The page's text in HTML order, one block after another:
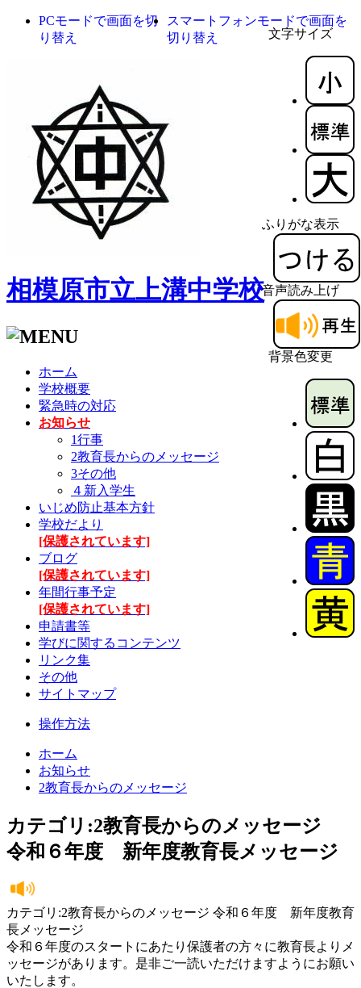
文字サイズ
ふりがな表示
音声読み上げ
背景色変更
PCモードで画面を切
り替え
スマートフォンモードで画面を
切り替え
相模原市立上溝中学校
ホーム
学校概要
緊急時の対応
お知らせ
1行事
2教育長からのメッセージ
3その他
４新入学生
いじめ防止基本方針
学校だより
[保護されています]
ブログ
[保護されています]
年間行事予定
[保護されています]
申請書等
学びに関するコンテンツ
リンク集
その他
サイトマップ
操作方法
ホーム
お知らせ
2教育長からのメッセージ
カテゴリ:2教育長からのメッセージ
令和６年度 新年度教育長メッセージ
カテゴリ:2教育長からのメッセージ 令和６年度 新年度教育
長メッセージ
令和６年度のスタートにあたり保護者の方々に教育長よりメ
ッセージがあります。是非ご一読いただけますようにお願い
いたします。